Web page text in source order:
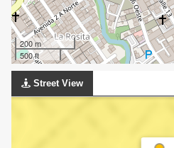
200 m
500 ft
Street View